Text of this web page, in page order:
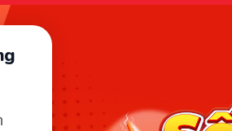
định hướng, trình bày ý tưởng rõ